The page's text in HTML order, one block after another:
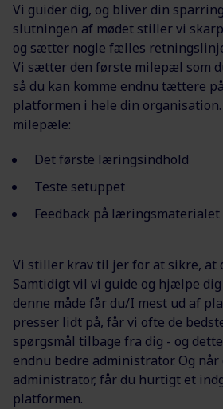
Vi guider dig, og bliver din
slutningen af mødet stiller vi
og sætter nogle fælles
Vi sætter den første milepæl som
så du kan komme endnu tættere
platformen i hele din
milepæle:
Det første læringsindhold
Teste setuppet
Feedback på læringsmaterialet
Vi stiller krav til jer for at sikre, at
Samtidigt vil vi guide og hjælpe
denne måde får du/I mest ud af
presser lidt på, får vi ofte de
spørgsmål tilbage fra dig - og
endnu bedre administrator. Og
administrator, får du hurtigt et
platformen.